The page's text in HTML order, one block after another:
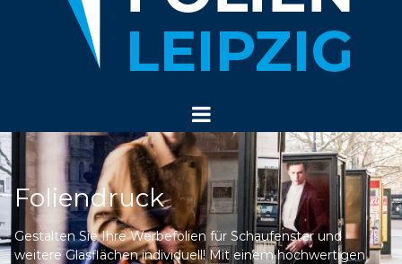
Foliendruck
Gestalten Sie Ihre Werbefolien für Schaufenster und
weitere Glasflächen individuell! Mit einem hochwertigen